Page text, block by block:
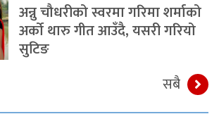
अन्नु चौधरीको स्वरमा गरिमा शर्माको
अर्को थारु गीत आउँदै, यसरी गरियो
सुटिङ
सबै